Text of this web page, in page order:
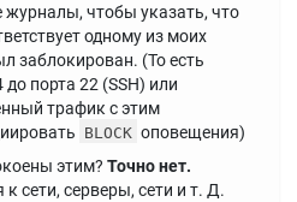
журналы, чтобы указать, что
одному из моих
заблокирован. (То есть
порта 22 (SSH) или
трафик с этим
BLOCK оповещения)
этим? Точно нет.
серверы, сети и т. Д.